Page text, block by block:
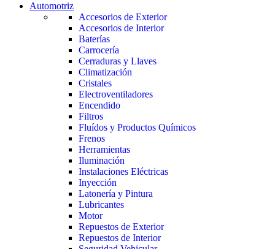
Automotriz
Accesorios de Exterior
Accesorios de Interior
Baterías
Carrocería
Cerraduras y Llaves
Climatización
Cristales
Electroventiladores
Encendido
Filtros
Fluídos y Productos Químicos
Frenos
Herramientas
Iluminación
Instalaciones Eléctricas
Inyección
Latonería y Pintura
Lubricantes
Motor
Repuestos de Exterior
Repuestos de Interior